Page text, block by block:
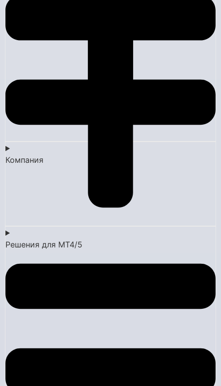
Компания
Решения для MT4/5